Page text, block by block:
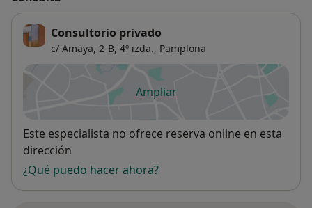
Consultorio privado
c/ Amaya, 2-B, 4º izda., Pamplona
Ampliarse abre en una nueva
Disponibilidad
Este especialista no ofrece reserva online en esta
dirección
¿Qué puedo hacer ahora?